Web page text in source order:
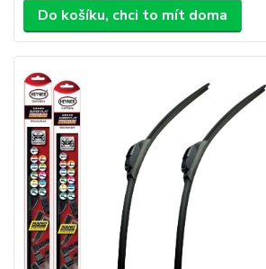
Do košíku, chci to mít doma